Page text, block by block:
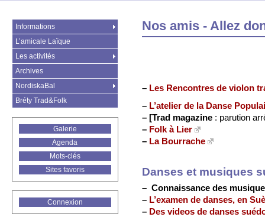
Nos amis - Allez
– Les Rencontres de violon
– L’atelier de la Danse
– [Trad magazine : parution
– Folk à Lier
– La Bourrache
Danses et musiques
– Connaissance des
– L’examen de danses, en
– Des videos de danses
Informations
L’amicale Laïque
Les activités
Archives
NordiskaBal
Bréty Trad&Folk
Galerie
Agenda
Mots-clés
Sites favoris
Connexion